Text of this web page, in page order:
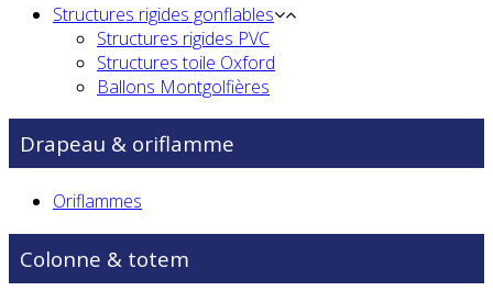
Structures rigides gonflables
Structures rigides PVC
Structures toile Oxford
Ballons Montgolfières
Drapeau & oriflamme
Oriflammes
Colonne & totem